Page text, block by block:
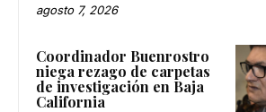
agosto 7, 2026
Coordinador Buenrostro
niega rezago de carpetas
de investigación en Baja
California